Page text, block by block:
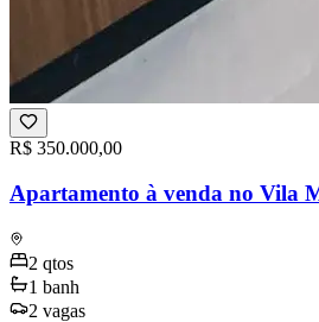
R$ 350.000,00
Apartamento à venda no Vila
2 qtos
1 banh
2 vagas